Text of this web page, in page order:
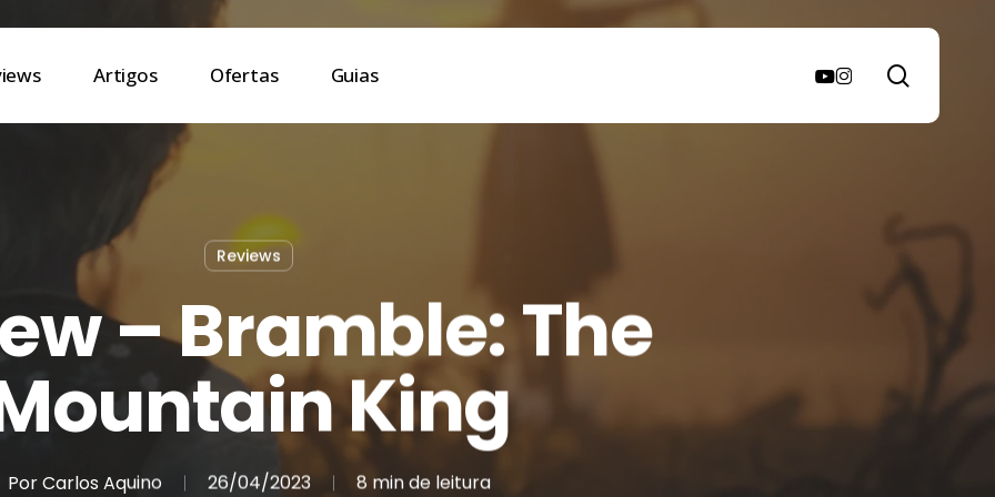
Artigos Ofertas Guias youtube
instagram
Reviews
– Bramble: The
King
PorCarlos Aquino 26/04/2023 8 min de leitura